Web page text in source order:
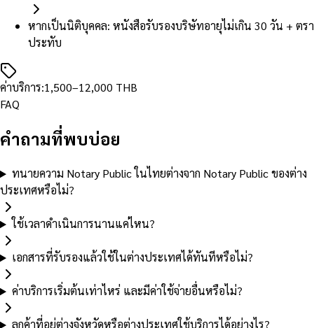
หากเป็นนิติบุคคล: หนังสือรับรองบริษัทอายุไม่เกิน 30 วัน + ตรา
ประทับ
ค่าบริการ:1,500–12,000 THB
FAQ
คำถามที่พบบ่อย
ทนายความ Notary Public ในไทยต่างจาก Notary Public ของต่าง
ประเทศหรือไม่?
ใช้เวลาดำเนินการนานแค่ไหน?
เอกสารที่รับรองแล้วใช้ในต่างประเทศได้ทันทีหรือไม่?
ค่าบริการเริ่มต้นเท่าไหร่ และมีค่าใช้จ่ายอื่นหรือไม่?
ลูกค้าที่อยู่ต่างจังหวัดหรือต่างประเทศใช้บริการได้อย่างไร?